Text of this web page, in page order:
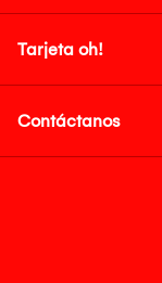
Tarjeta oh!
Contáctanos